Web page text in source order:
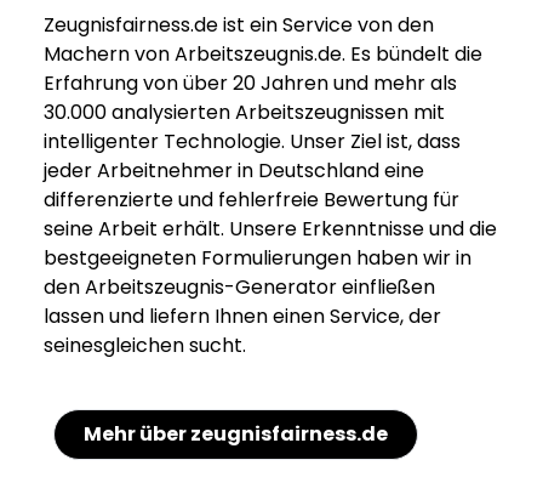
Zeugnisfairness.de ist ein Service von den
Machern von Arbeitszeugnis.de. Es bündelt die
Erfahrung von über 20 Jahren und mehr als
30.000 analysierten Arbeitszeugnissen mit
intelligenter Technologie. Unser Ziel ist, dass
jeder Arbeitnehmer in Deutschland eine
differenzierte und fehlerfreie Bewertung für
seine Arbeit erhält. Unsere Erkenntnisse und die
bestgeeigneten Formulierungen haben wir in
den Arbeitszeugnis-Generator einfließen
lassen und liefern Ihnen einen Service, der
seinesgleichen sucht.
Mehr über zeugnisfairness.de